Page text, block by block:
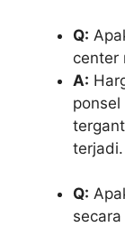
Q:
center
A:
terjadi.
Q: